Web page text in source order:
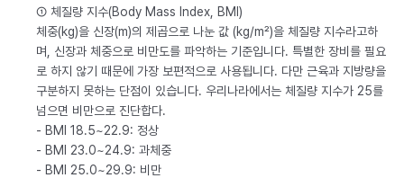
① 체질량 지수(Body Mass Index, BMI)
체중(kg)을 신장(m)의 제곱으로 나눈 값 (kg/m²)을 체질량 지수라고하
며, 신장과 체중으로 비만도를 파악하는 기준입니다. 특별한 장비를 필요
로 하지 않기 때문에 가장 보편적으로 사용됩니다. 다만 근육과 지방량을
구분하지 못하는 단점이 있습니다. 우리나라에서는 체질량 지수가 25를
넘으면 비만으로 진단합다.
- BMI 18.5~22.9: 정상
- BMI 23.0~24.9: 과체중
- BMI 25.0~29.9: 비만